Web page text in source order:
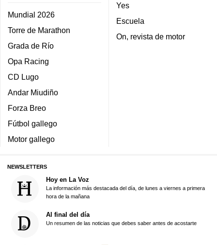
Mundial 2026
Torre de Marathon
Grada de Río
Opa Racing
CD Lugo
Andar Miudiño
Forza Breo
Fútbol gallego
Motor gallego
Yes
Escuela
On, revista de motor
NEWSLETTERS
Hoy en La Voz
La información más destacada del día, de lunes a viernes a primera
hora de la mañana
Al final del día
Un resumen de las noticias que debes saber antes de acostarte